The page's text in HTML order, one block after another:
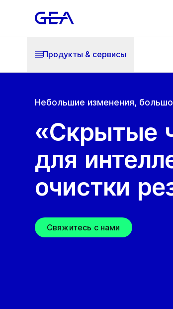
Продукты & cервисы
Небольшие изменения,
«Скрытые
для
очистки
Свяжитесь с нами